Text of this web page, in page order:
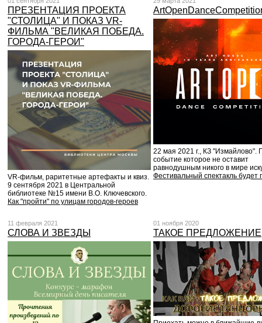
ПРЕЗЕНТАЦИЯ ПРОЕКТА
"СТОЛИЦА" И ПОКАЗ VR-
ФИЛЬМА "ВЕЛИКАЯ ПОБЕДА.
ГОРОДА-ГЕРОИ"
VR-фильм, раритетные артефакты и квиз.
9 сентября 2021 в Центральной
библиотеке №15 имени В.О. Ключевского.
Как "пройти" по улицам городов-героев
22 мая 2021 г., КЗ "Измайлово".
событие которое не оставит
равнодушным никого в мире
Фестивальный спектакль будет
11 февраля 2021
СЛОВА И ЗВЕЗДЫ
01 ноября 2020
ТАКОЕ ПРЕДЛОЖЕНИЕ